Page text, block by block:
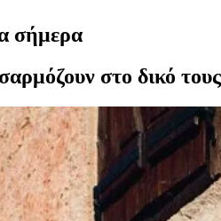
σήμερα
στο δικό